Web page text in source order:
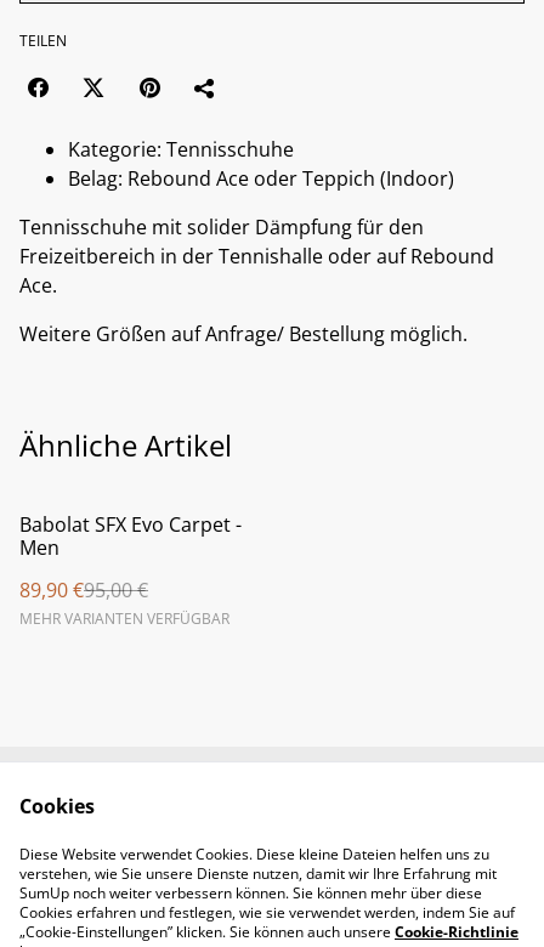
TEILEN
Kategorie: Tennisschuhe
Belag: Rebound Ace oder Teppich (Indoor)
Tennisschuhe mit solider Dämpfung für den
Freizeitbereich in der Tennishalle oder auf Rebound
Ace.
Weitere Größen auf Anfrage/ Bestellung möglich.
Ähnliche Artikel
%
Babolat SFX Evo Carpet -
Men
89,90 €95,00 €
MEHR VARIANTEN VERFÜGBAR
Legal Terms
Privacy Policy
Cookie Policy
Cookies
Diese Website verwendet Cookies. Diese kleine Dateien helfen uns zu
verstehen, wie Sie unsere Dienste nutzen, damit wir Ihre Erfahrung mit
SumUp noch weiter verbessern können. Sie können mehr über diese
Cookies erfahren und festlegen, wie sie verwendet werden, indem Sie auf
„Cookie-Einstellungen” klicken. Sie können auch unsereCookie-Richtlinie